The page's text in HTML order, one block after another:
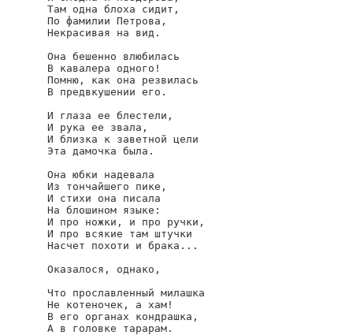
Там одна блоха сидит,
По фамилии Петрова,
Некрасивая на вид.
Она бешенно влюбилась
В кавалера одного!
Помню, как она резвилась
В предвкушении его.
И глаза ее блестели,
И рука ее звала,
И близка к заветной цели
Эта дамочка была.
Она юбки надевала
Из тончайшего пике,
И стихи она писала
На блошином языке:
И про ножки, и про ручки,
И про всякие там штучки
Насчет похоти и брака...
Оказалося, однако,
Что прославленный милашка
Не котеночек, а хам!
В его органах кондрашка,
А в головке тарарам.